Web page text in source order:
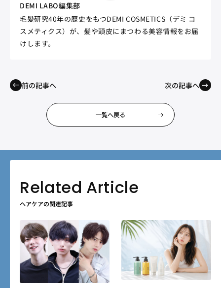
DEMI LABO編集部
毛髪研究40年の歴史をもつDEMI COSMETICS（デミ コ
スメティクス）が、髪や頭皮にまつわる美容情報をお届
けします。
前の記事へ
一覧へ戻る
次の記事へ
ヘアケアの関連記事